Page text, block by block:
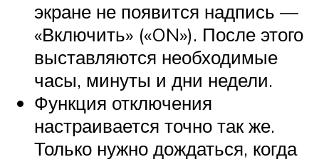
экране не появится надпись —
«Включить» («ON»). После этого
выставляются необходимые
часы, минуты и дни недели.
Функция отключения
настраивается точно так же.
Только нужно дождаться, когда